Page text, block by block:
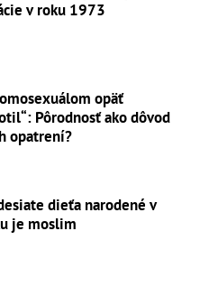
v roku 1973
opäť
Pôrodnosť ako dôvod
opatrení?
dieťa narodené v
je moslim